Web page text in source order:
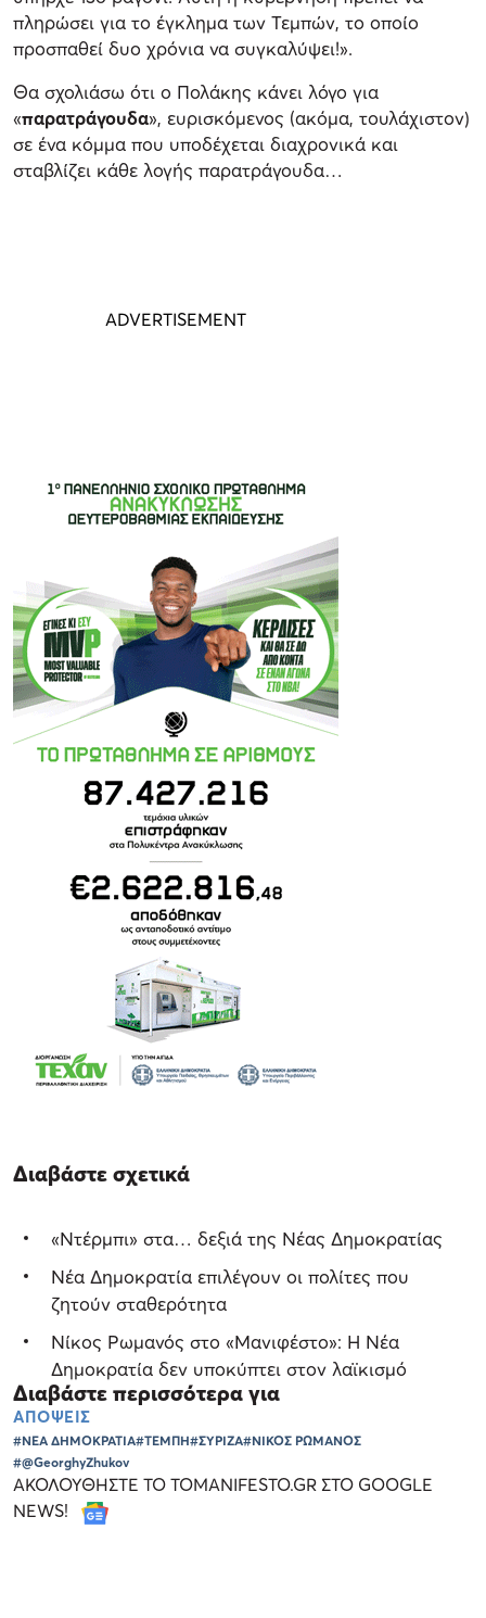
πληρώσει για το έγκλημα των Τεμπών, το οποίο
προσπαθεί δυο χρόνια να συγκαλύψει!».
Θα σχολιάσω ότι ο Πολάκης κάνει λόγο για
«παρατράγουδα», ευρισκόμενος (ακόμα, τουλάχιστον)
σε ένα κόμμα που υποδέχεται διαχρονικά και
σταβλίζει κάθε λογής παρατράγουδα…
Διαβάστε σχετικά
«Ντέρμπι» στα… δεξιά της Νέας Δημοκρατίας
Νέα Δημοκρατία επιλέγουν οι πολίτες που
ζητούν σταθερότητα
Νίκος Ρωμανός στο «Μανιφέστο»: Η Νέα
Δημοκρατία δεν υποκύπτει στον λαϊκισμό
Διαβάστε περισσότερα για
ΑΠΟΨΕΙΣ
#ΝΕΑ ΔΗΜΟΚΡΑΤΙΑ#ΤΕΜΠΗ#ΣΥΡΙΖΑ#ΝΙΚΟΣ ΡΩΜΑΝΟΣ
#@GeorghyZhukov
ΑΚΟΛΟΥΘΗΣΤΕ ΤΟ TOMANIFESTO.GR ΣΤΟ GOOGLE
NEWS!